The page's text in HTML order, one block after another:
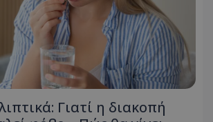
Γιατί η διακοπή
YouTube
.youtube.com